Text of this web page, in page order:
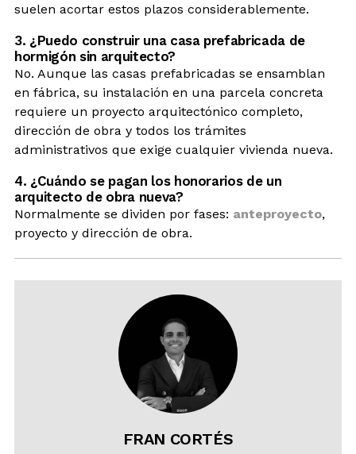
suelen acortar estos plazos considerablemente.
3. ¿Puedo construir una casa prefabricada de
hormigón sin arquitecto?
No. Aunque las casas prefabricadas se ensamblan
en fábrica, su instalación en una parcela concreta
requiere un proyecto arquitectónico completo,
dirección de obra y todos los trámites
administrativos que exige cualquier vivienda nueva.
4. ¿Cuándo se pagan los honorarios de un
arquitecto de obra nueva?
Normalmente se dividen por fases: anteproyecto,
proyecto y dirección de obra.
FRAN CORTÉS